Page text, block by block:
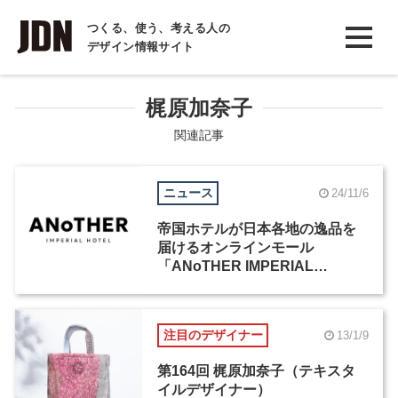
つくる、使う、考える人の
デザイン情報サイト
INTERVIEW
インタビュー
梶原加奈子
関連記事
ニュース 24/11/6
帝国ホテルが日本各地の逸品を
届けるオンラインモール
「ANoTHER IMPERIAL
注目のデザイナー 13/1/9
第164回 梶原加奈子（テキスタ
イルデザイナー）